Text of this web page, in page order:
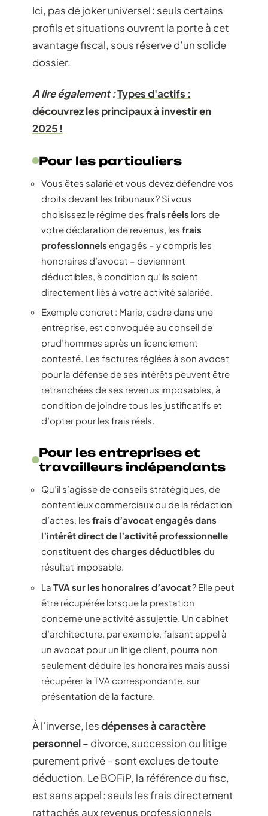
Ici, pas de joker universel : seuls certains
profils et situations ouvrent la porte à cet
avantage fiscal, sous réserve d’un solide
dossier.
A lire également :Types d'actifs :
découvrez les principaux à investir en
2025 !
Pour les particuliers
Vous êtes salarié et vous devez défendre vos
droits devant les tribunaux ? Si vous
choisissez le régime des frais réels lors de
votre déclaration de revenus, les frais
professionnels engagés – y compris les
honoraires d’avocat – deviennent
déductibles, à condition qu’ils soient
directement liés à votre activité salariée.
Exemple concret : Marie, cadre dans une
entreprise, est convoquée au conseil de
prud’hommes après un licenciement
contesté. Les factures réglées à son avocat
pour la défense de ses intérêts peuvent être
retranchées de ses revenus imposables, à
condition de joindre tous les justificatifs et
d’opter pour les frais réels.
Pour les entreprises et
travailleurs indépendants
Qu’il s’agisse de conseils stratégiques, de
contentieux commerciaux ou de la rédaction
d’actes, les frais d’avocat engagés dans
l’intérêt direct de l’activité professionnelle
constituent des charges déductibles du
résultat imposable.
La TVA sur les honoraires d’avocat? Elle peut
être récupérée lorsque la prestation
concerne une activité assujettie. Un cabinet
d’architecture, par exemple, faisant appel à
un avocat pour un litige client, pourra non
seulement déduire les honoraires mais aussi
récupérer la TVA correspondante, sur
présentation de la facture.
À l’inverse, lesdépenses à caractère
personnel– divorce, succession ou litige
purement privé – sont exclues de toute
déduction. Le BOFiP, la référence du fisc,
est sans appel : seuls les frais directement
rattachés aux revenus professionnels